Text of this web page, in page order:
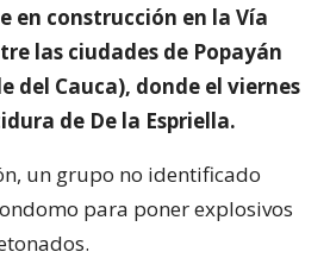
en construcción en la Vía
las ciudades de Popayán
del Cauca), donde el viernes
de De la Espriella.
un grupo no identificado
para poner explosivos